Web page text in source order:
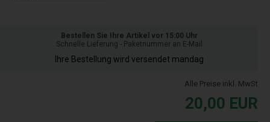
Bestellen Sie Ihre Artikel vor 15:00 Uhr
Schnelle Lieferung - Paketnummer an E-Mail
Ihre Bestellung wird versendet mandag
Alle Preise inkl. MwSt
20,00 EUR